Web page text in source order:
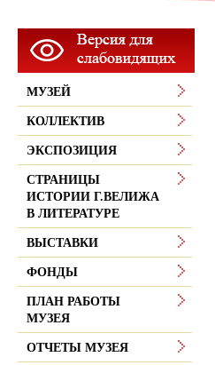
МУЗЕЙ
КОЛЛЕКТИВ
ЭКСПОЗИЦИЯ
СТРАНИЦЫ
ИСТОРИИ Г.ВЕЛИЖА
В ЛИТЕРАТУРЕ
ВЫСТАВКИ
ФОНДЫ
ПЛАН РАБОТЫ
МУЗЕЯ
ОТЧЕТЫ МУЗЕЯ